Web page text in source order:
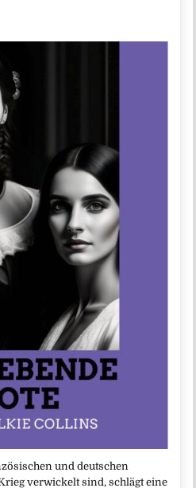
und deutschen
verwickelt sind, schlägt eine